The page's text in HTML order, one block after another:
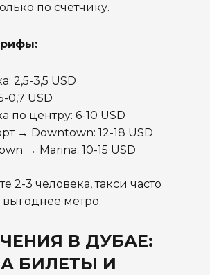
по счётчику.
2,5-3,5 USD
0,7 USD
по центру: 6-10 USD
→ Downtown: 12-18 USD
→ Marina: 10-15 USD
2-3 человека, такси часто
выгоднее метро.
В ДУБАЕ:
БИЛЕТЫ И